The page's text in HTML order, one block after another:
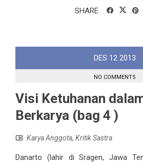
SHARE
DES 12 2013
NO COMMENTS
Visi Ketuhanan
Berkarya (bag 4 )
Karya Anggota, Kritik Sastra
Danarto (lahir di Sragen, Jawa